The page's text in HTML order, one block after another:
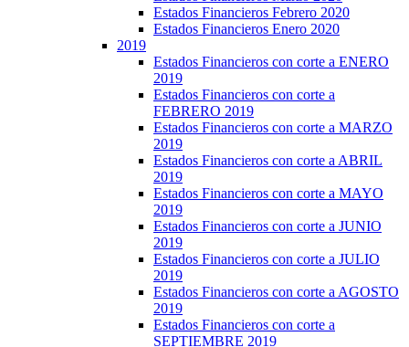
Estados Financieros Febrero 2020
Estados Financieros Enero 2020
2019
Estados Financieros con corte a ENERO
2019
Estados Financieros con corte a
FEBRERO 2019
Estados Financieros con corte a MARZO
2019
Estados Financieros con corte a ABRIL
2019
Estados Financieros con corte a MAYO
2019
Estados Financieros con corte a JUNIO
2019
Estados Financieros con corte a JULIO
2019
Estados Financieros con corte a AGOSTO
2019
Estados Financieros con corte a
SEPTIEMBRE 2019